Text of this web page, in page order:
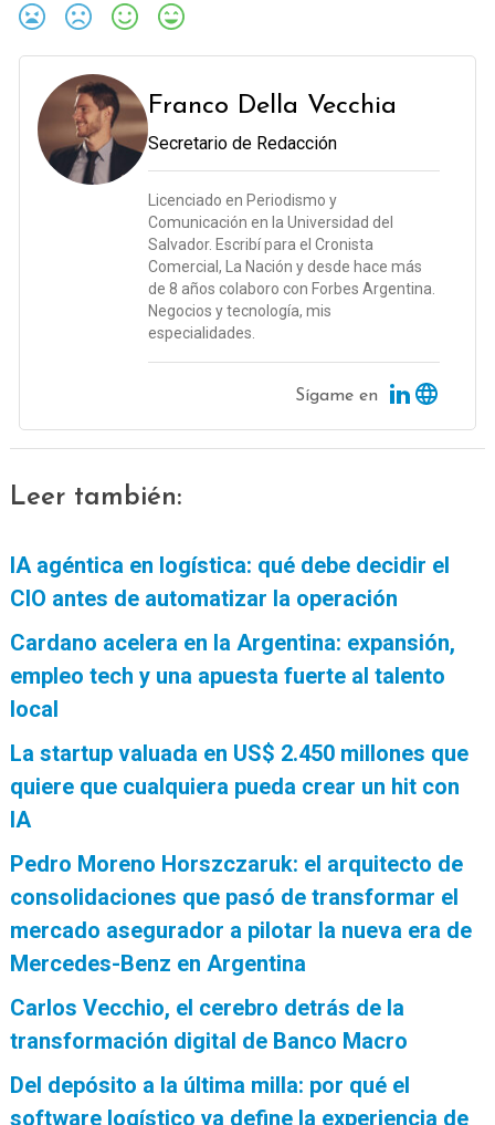
Franco Della Vecchia
Secretario de Redacción
Licenciado en Periodismo y
Comunicación en la Universidad del
Salvador. Escribí para el Cronista
Comercial, La Nación y desde hace más
de 8 años colaboro con Forbes Argentina.
Negocios y tecnología, mis
especialidades.
Sígame en
Leer también:
IA agéntica en logística: qué debe decidir el
CIO antes de automatizar la operación
Cardano acelera en la Argentina: expansión,
empleo tech y una apuesta fuerte al talento
local
La startup valuada en US$ 2.450 millones que
quiere que cualquiera pueda crear un hit con
IA
Pedro Moreno Horszczaruk: el arquitecto de
consolidaciones que pasó de transformar el
mercado asegurador a pilotar la nueva era de
Mercedes-Benz en Argentina
Carlos Vecchio, el cerebro detrás de la
transformación digital de Banco Macro
Del depósito a la última milla: por qué el
software logístico ya define la experiencia de